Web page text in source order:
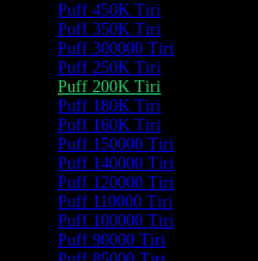
Puff 450K Tiri
Puff 350K Tiri
Puff 300000 Tiri
Puff 250K Tiri
Puff 200K Tiri
Puff 180K Tiri
Puff 160K Tiri
Puff 150000 Tiri
Puff 140000 Tiri
Puff 120000 Tiri
Puff 110000 Tiri
Puff 100000 Tiri
Puff 90000 Tiri